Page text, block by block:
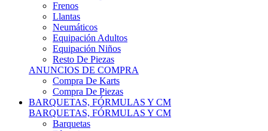
Frenos
Llantas
Neumáticos
Equipación Adultos
Equipación Niños
Resto De Piezas
ANUNCIOS DE COMPRA
Compra De Karts
Compra De Piezas
BARQUETAS, FÓRMULAS Y CM
BARQUETAS, FÓRMULAS Y CM
Barquetas